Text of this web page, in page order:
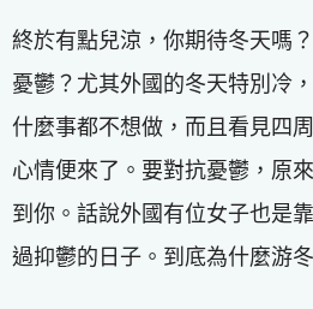
終於有點兒涼，你期待冬天嗎
憂鬱？尤其外國的冬天特別冷
什麼事都不想做，而且看見四
心情便來了。要對抗憂鬱，原
到你。話說外國有位女子也是
過抑鬱的日子。到底為什麼游